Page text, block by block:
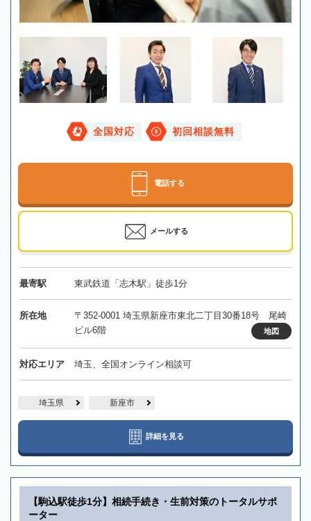
全国対応 初回相談無料
電話する
メールする
最寄駅 東武鉄道「志木駅」徒歩1分
所在地
〒352-0001 埼玉県新座市東北二丁目30番18号 尾崎
ビル6階
地図
対応エリア 埼玉、全国オンライン相談可
埼玉県 新座市
詳細を見る
【駒込駅徒歩1分】相続手続き・生前対策のトータルサポ
ーター